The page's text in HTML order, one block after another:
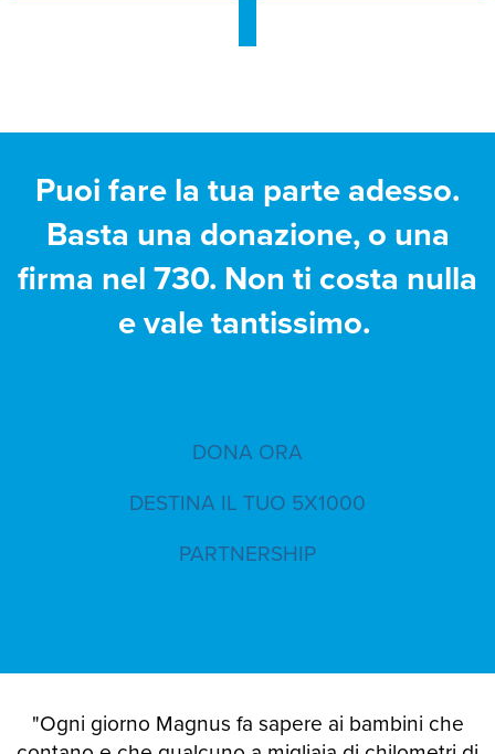
Puoi fare la tua parte adesso.
Basta una donazione, o una
firma nel 730. Non ti costa nulla
e vale tantissimo.
DONA ORA
DESTINA IL TUO 5X1000
PARTNERSHIP
"Ogni giorno Magnus fa sapere ai bambini che